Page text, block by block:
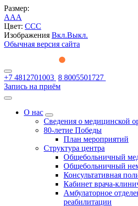
Размер:
AAA
Цвет: CCC
Изображения Вкл.Выкл.
Обычная версия сайта
+7 4812701003 8 8005501727
Запись на приём
О нас
Сведения о медицинской
80-летие Победы
План мероприятий
Структура центра
Общебольничный
Общебольничный
Консультативная
Кабинет врача-
Амбулаторное
реабилитации